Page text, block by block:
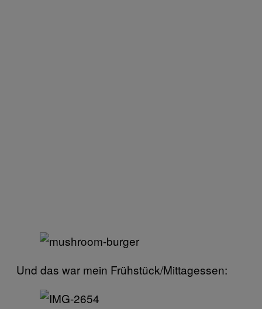
Und das war mein Frühstück/Mittagessen: